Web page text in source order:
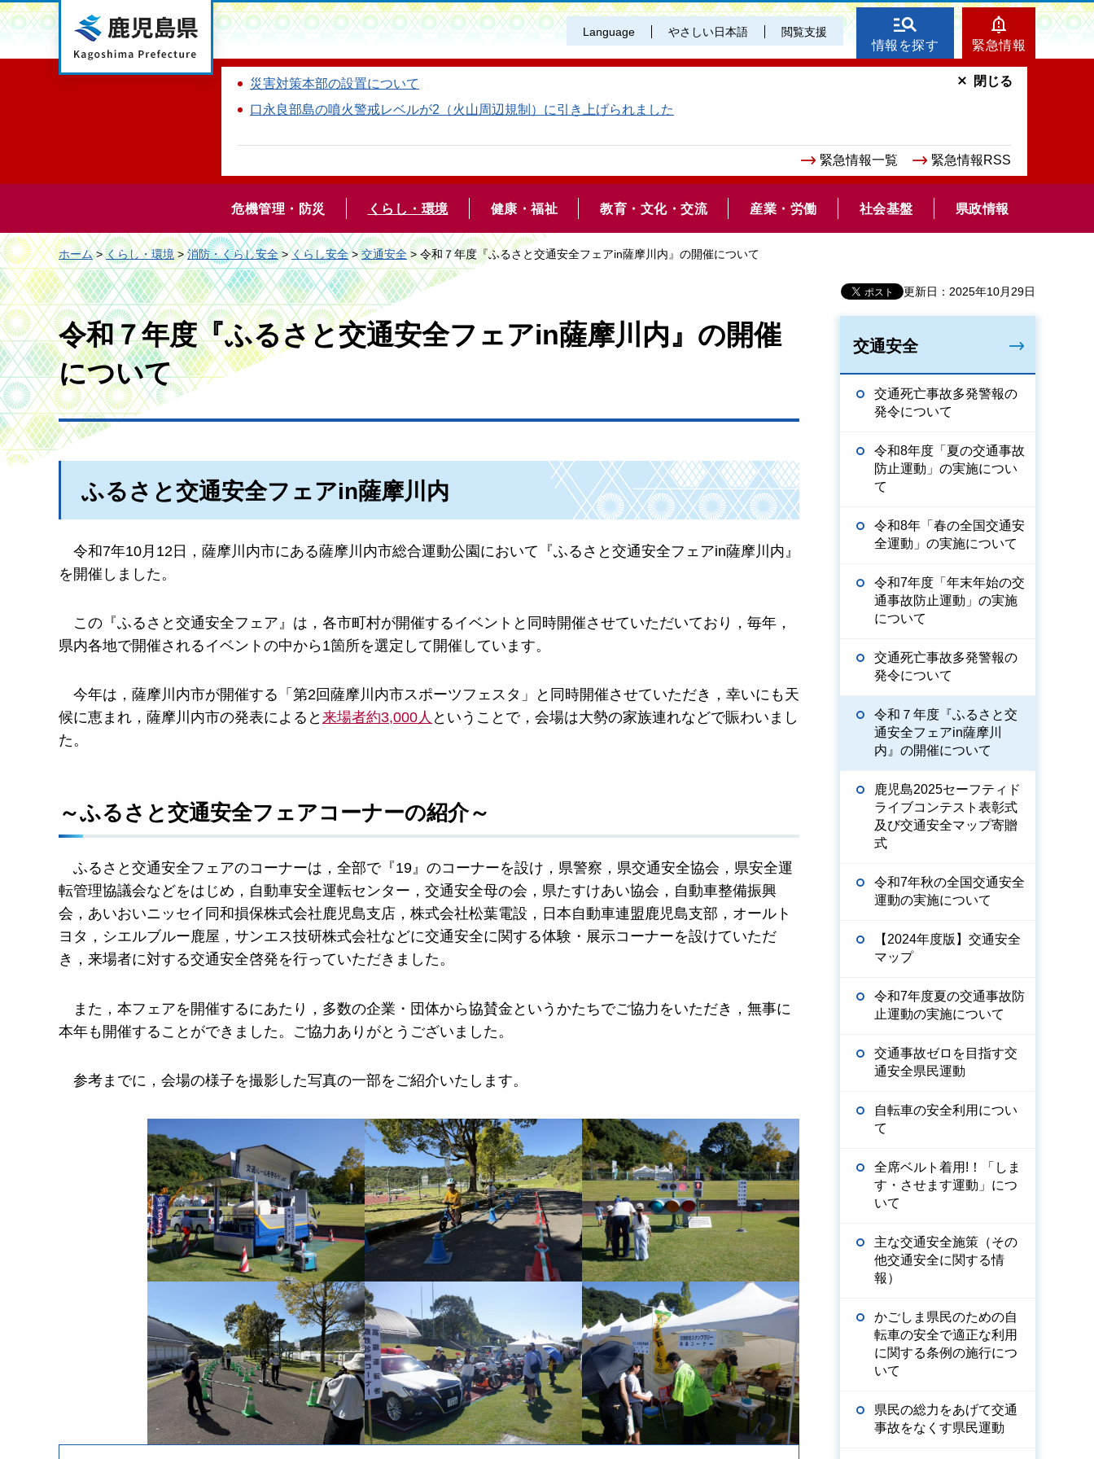
鹿児島県 Language やさしい日本語 閲覧支援
情報を探す 緊急情報
災害対策本部の設置について
口永良部島の噴火警戒レベルが2（火山周辺規制）に引き上げられました
緊急情報一覧 緊急情報RSS
閉じる
危機管理・防災 くらし・環境 健康・福祉 教育・文化・交流 産業・労働 社会基盤 県政情報
ホーム>くらし・環境>消防・くらし安全>くらし安全>交通安全> 令和７年度『ふるさと交通安全フェアin薩摩川内』の開催について
更新日：2025年10月29日
令和７年度『ふるさと交通安全フェアin薩摩川内』の開催
について
ふるさと交通安全フェアin薩摩川内
令和7年10月12日，薩摩川内市にある薩摩川内市総合運動公園において『ふるさと交通安全フェアin薩摩川内』
を開催しました。
この『ふるさと交通安全フェア』は，各市町村が開催するイベントと同時開催させていただいており，毎年，
県内各地で開催されるイベントの中から1箇所を選定して開催しています。
今年は，薩摩川内市が開催する「第2回薩摩川内市スポーツフェスタ」と同時開催させていただき，幸いにも天
候に恵まれ，薩摩川内市の発表によると 来場者約3,000人 ということで，会場は大勢の家族連れなどで賑わいまし
た。
～ふるさと交通安全フェアコーナーの紹介～
ふるさと交通安全フェアのコーナーは，全部で『19』のコーナーを設け，県警察，県交通安全協会，県安全運
転管理協議会などをはじめ，自動車安全運転センター，交通安全母の会，県たすけあい協会，自動車整備振興
会，あいおいニッセイ同和損保株式会社鹿児島支店，株式会社松葉電設，日本自動車連盟鹿児島支部，オールト
ヨタ，シエルブルー鹿屋，サンエス技研株式会社などに交通安全に関する体験・展示コーナーを設けていただ
き，来場者に対する交通安全啓発を行っていただきました。
ま た，本フェアを開催するにあたり，多数の企業・団体から協賛金というかたちでご協力をいただき，無事に
本年も開催することができました。ご協力ありがとうございました。
参考までに，会場の様子を撮影した写真の一部をご紹介いたします。
交通安全
交通死亡事故多発警報の
発令について
令和8年度「夏の交通事故
防止運動」の実施につい
て
令和8年「春の全国交通安
全運動」の実施について
令和7年度「年末年始の交
通事故防止運動」の実施
について
交通死亡事故多発警報の
発令について
令和７年度『ふるさと交
通安全フェアin薩摩川
内』の開催について
鹿児島2025セーフティド
ライブコンテスト表彰式
及び交通安全マップ寄贈
式
令和7年秋の全国交通安全
運動の実施について
【2024年度版】交通安全
マップ
令和7年度夏の交通事故防
止運動の実施について
交通事故ゼロを目指す交
通安全県民運動
自転車の安全利用につい
て
全席ベルト着用!！「しま
す・させます運動」につ
いて
主な交通安全施策（その
他交通安全に関する情
報）
かごしま県民のための自
転車の安全で適正な利用
に関する条例の施行につ
いて
県民の総力をあげて交通
事故をなくす県民運動